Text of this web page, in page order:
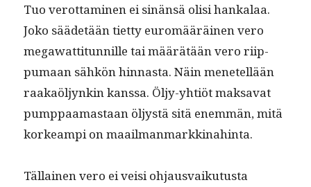
Tuo verot­ta­mi­nen ei sinän­sä olisi han­kalaa.
Joko sääde­tään tiet­ty euromääräi­nen vero
megawat­ti­tun­nille tai määrätään vero riip­
pumaan sähkön hin­nas­ta. Näin menetel­lään
raakaöljynkin kanssa. Öljy-yhtiöt mak­sa­vat
pump­paa­mas­taan öljys­tä sitä enem­män, mitä
korkeampi on maailmanmarkkinahinta.
Täl­lainen vero ei veisi ohjaus­vaiku­tus­ta